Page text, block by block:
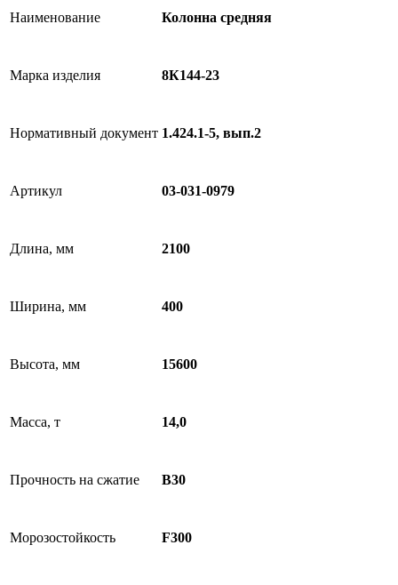
Наименование Колонна средняя
Марка изделия 8К144-23
Нормативный документ 1.424.1-5, вып.2
Артикул 03-031-0979
Длина, мм 2100
Ширина, мм 400
Высота, мм 15600
Масса, т 14,0
Прочность на сжатие B30
Морозостойкость F300